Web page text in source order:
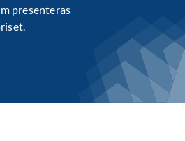
presenteras